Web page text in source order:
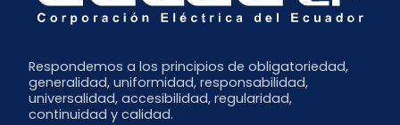
Respondemos a los principios de obligatoriedad,
generalidad, uniformidad, responsabilidad,
universalidad, accesibilidad, regularidad,
continuidad y calidad.